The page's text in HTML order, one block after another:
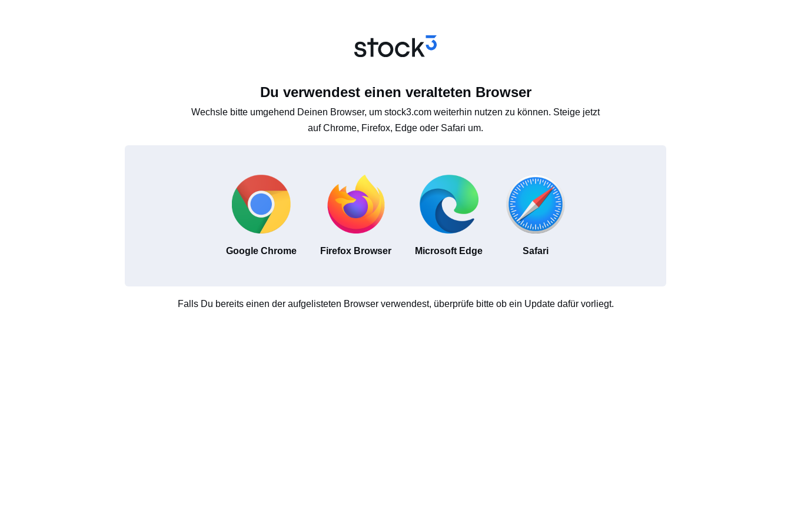
Du verwendest einen veralteten Browser
Wechsle bitte umgehend Deinen Browser, um stock3.com weiterhin nutzen zu können. Steige jetzt
auf Chrome, Firefox, Edge oder Safari um.
Google Chrome Firefox Browser Microsoft Edge Safari
Falls Du bereits einen der aufgelisteten Browser verwendest, überprüfe bitte ob ein Update dafür vorliegt.